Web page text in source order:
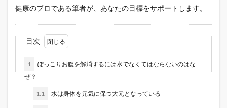
健康のプロである筆者が、あなたの目標をサポートします。
目次
1
ぽっこりお腹を解消するには水でなくてはならないのはな
ぜ？
1.1 水は身体を元気に保つ大元となっている